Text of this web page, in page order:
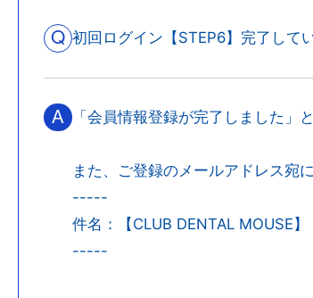
Q 初回ログイン【STEP6】完了して
A 「会員情報登録が完了しました」
また、ご登録のメールアドレス宛
-----
件名：【CLUB DENTAL MOUSE
-----